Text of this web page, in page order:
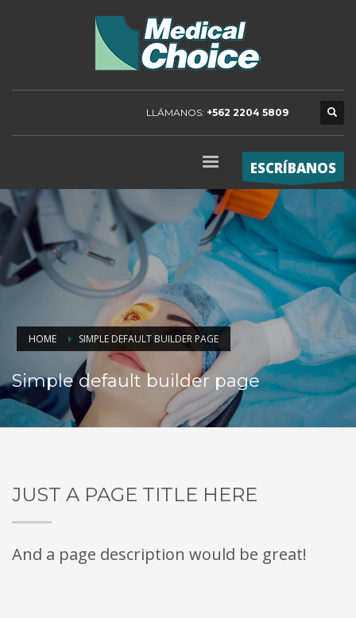
LLÁMANOS: +562 2204 5809
ESCRÍBANOS
HOME SIMPLE DEFAULT BUILDER PAGE
Simple default builder page
JUST A PAGE TITLE HERE
And a page description would be great!